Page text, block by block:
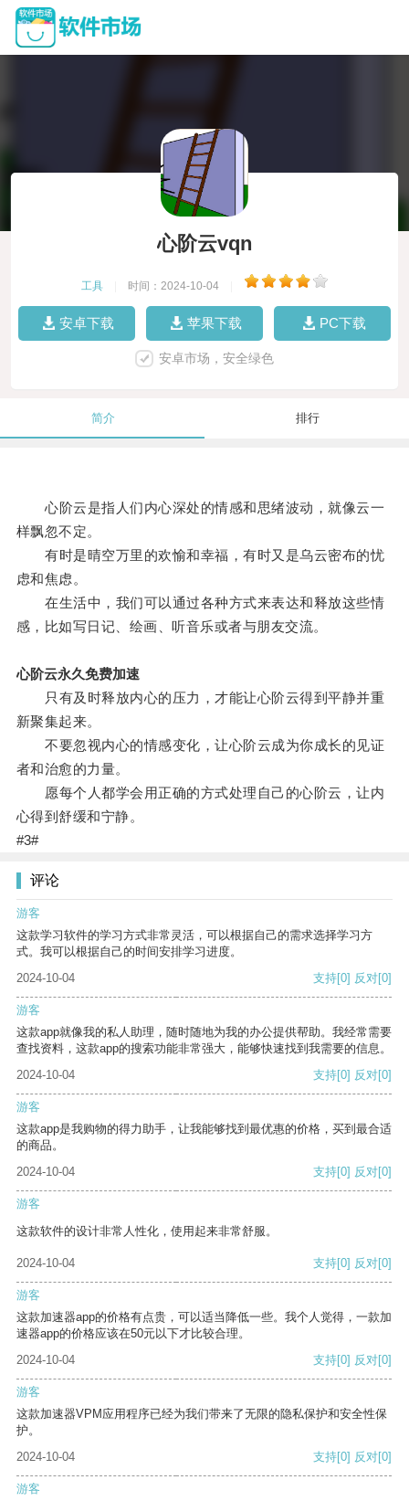
心阶云vqn
工具 时间：2024-10-04
安卓下载 苹果下载 PC下载
安卓市场，安全绿色
简介 排行
心阶云是指人们内心深处的情感和思绪波动，就像云一
样飘忽不定。
有时是晴空万里的欢愉和幸福，有时又是乌云密布的忧
虑和焦虑。
在生活中，我们可以通过各种方式来表达和释放这些情
感，比如写日记、绘画、听音乐或者与朋友交流。
心阶云永久免费加速
只有及时释放内心的压力，才能让心阶云得到平静并重
新聚集起来。
不要忽视内心的情感变化，让心阶云成为你成长的见证
者和治愈的力量。
愿每个人都学会用正确的方式处理自己的心阶云，让内
心得到舒缓和宁静。
#3#
评论
游客
这款学习软件的学习方式非常灵活，可以根据自己的需求选择学习方
式。我可以根据自己的时间安排学习进度。
2024-10-04
支持[0] 反对[0]
游客
这款app就像我的私人助理，随时随地为我的办公提供帮助。我经常需要
查找资料，这款app的搜索功能非常强大，能够快速找到我需要的信息。
2024-10-04
支持[0] 反对[0]
游客
这款app是我购物的得力助手，让我能够找到最优惠的价格，买到最合适
的商品。
2024-10-04
支持[0] 反对[0]
游客
这款软件的设计非常人性化，使用起来非常舒服。
2024-10-04 支持[0] 反对[0]
游客
这款加速器app的价格有点贵，可以适当降低一些。我个人觉得，一款加
速器app的价格应该在50元以下才比较合理。
2024-10-04
支持[0] 反对[0]
游客
这款加速器VPM应用程序已经为我们带来了无限的隐私保护和安全性保
护。
2024-10-04
支持[0] 反对[0]
游客